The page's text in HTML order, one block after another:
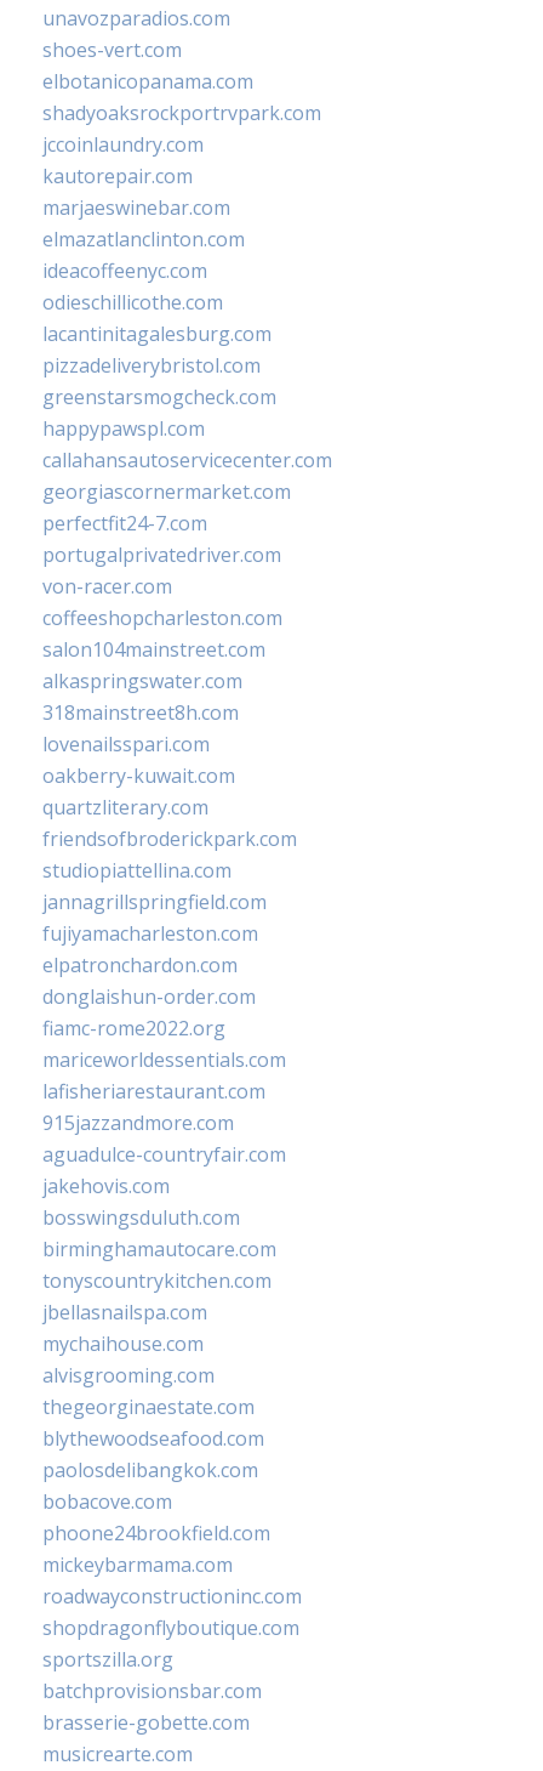
unavozparadios.com
shoes-vert.com
elbotanicopanama.com
shadyoaksrockportrvpark.com
jccoinlaundry.com
kautorepair.com
marjaeswinebar.com
elmazatlanclinton.com
ideacoffeenyc.com
odieschillicothe.com
lacantinitagalesburg.com
pizzadeliverybristol.com
greenstarsmogcheck.com
happypawspl.com
callahansautoservicecenter.com
georgiascornermarket.com
perfectfit24-7.com
portugalprivatedriver.com
von-racer.com
coffeeshopcharleston.com
salon104mainstreet.com
alkaspringswater.com
318mainstreet8h.com
lovenailsspari.com
oakberry-kuwait.com
quartzliterary.com
friendsofbroderickpark.com
studiopiattellina.com
jannagrillspringfield.com
fujiyamacharleston.com
elpatronchardon.com
donglaishun-order.com
fiamc-rome2022.org
mariceworldessentials.com
lafisheriarestaurant.com
915jazzandmore.com
aguadulce-countryfair.com
jakehovis.com
bosswingsduluth.com
birminghamautocare.com
tonyscountrykitchen.com
jbellasnailspa.com
mychaihouse.com
alvisgrooming.com
thegeorginaestate.com
blythewoodseafood.com
paolosdelibangkok.com
bobacove.com
phoone24brookfield.com
mickeybarmama.com
roadwayconstructioninc.com
shopdragonflyboutique.com
sportszilla.org
batchprovisionsbar.com
brasserie-gobette.com
musicrearte.com